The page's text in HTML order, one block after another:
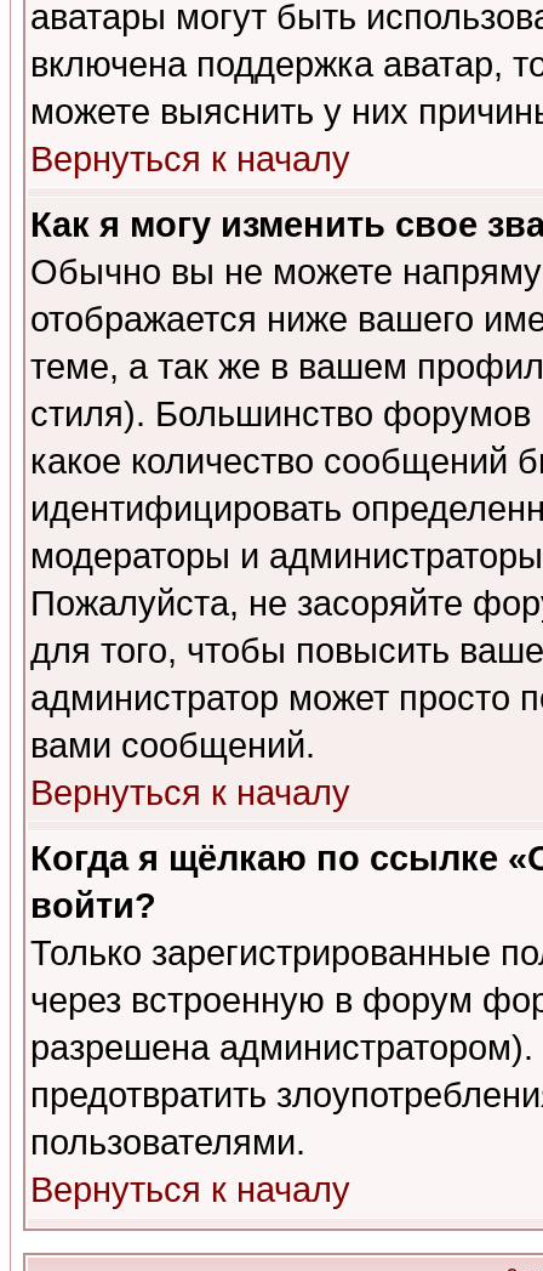
аватары могут быть
включена поддержка аватар,
можете выяснить у них
Вернуться к началу
Как я могу изменить свое
Обычно вы не можете
отображается ниже вашего
теме, а так же в вашем
стиля). Большинство форумов
какое количество сообщений
идентифицировать
модераторы и
Пожалуйста, не засоряйте
для того, чтобы повысить
администратор может просто
вами сообщений.
Вернуться к началу
Когда я щёлкаю по ссылке
войти?
Только зарегистрированные
через встроенную в форум
разрешена
предотвратить
пользователями.
Вернуться к началу